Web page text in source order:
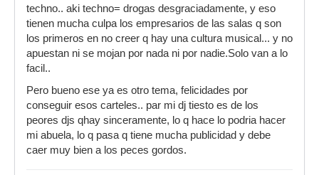
techno.. aki techno= drogas desgraciadamente, y eso
tienen mucha culpa los empresarios de las salas q son
los primeros en no creer q hay una cultura musical... y no
apuestan ni se mojan por nada ni por nadie.Solo van a lo
facil..
Pero bueno ese ya es otro tema, felicidades por
conseguir esos carteles.. par mi dj tiesto es de los
peores djs qhay sinceramente, lo q hace lo podria hacer
mi abuela, lo q pasa q tiene mucha publicidad y debe
caer muy bien a los peces gordos.